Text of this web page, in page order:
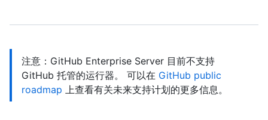
注意：GitHub Enterprise Server 目前不支持
GitHub 托管的运行器。 可以在 GitHub public
roadmap 上查看有关未来支持计划的更多信息。